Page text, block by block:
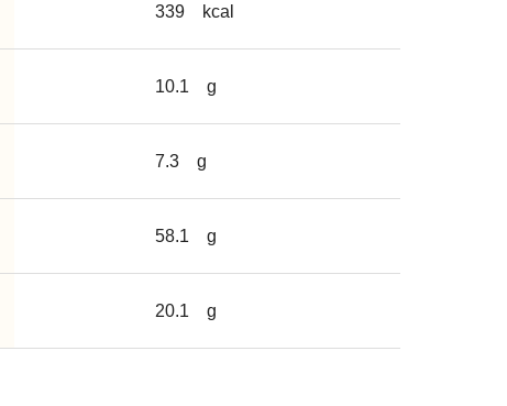
339 kcal
10.1 g
7.3 g
58.1 g
20.1 g